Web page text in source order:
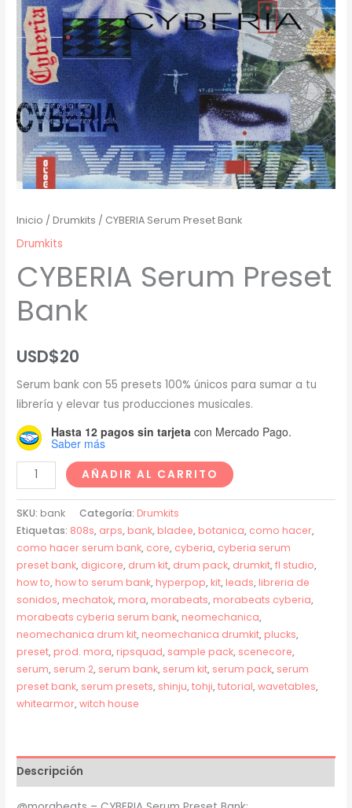
Inicio /Drumkits / CYBERIA Serum Preset Bank
Drumkits
CYBERIA Serum Preset
Bank
USD$20
Serum bank con 55 presets 100% únicos para sumar a tu
librería y elevar tus producciones musicales.
Hasta 12 pagos sin tarjeta con Mercado Pago.
Saber más
CYBERIA
Serum
Preset
Bank
cantidad
AÑADIR AL CARRITO
SKU: bank Categoría: Drumkits
Etiquetas: 808s, arps, bank, bladee, botanica, como hacer,
como hacer serum bank, core, cyberia, cyberia serum
preset bank, digicore, drum kit, drum pack, drumkit,fl studio,
how to, how to serum bank, hyperpop, kit, leads, libreria de
sonidos, mechatok, mora, morabeats, morabeats cyberia,
morabeats cyberia serum bank, neomechanica,
neomechanica drum kit, neomechanica drumkit, plucks,
preset, prod. mora, ripsquad, sample pack, scenecore,
serum, serum 2, serum bank, serum kit, serum pack, serum
preset bank, serum presets, shinju,tohji,tutorial,wavetables,
whitearmor,witch house
Descripción